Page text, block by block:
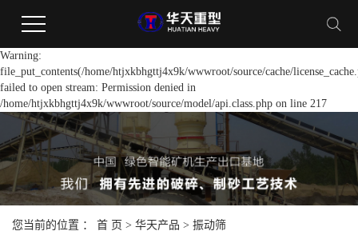
Warning:
file_put_contents(/home/htjxkbhgttj4x9k/wwwroot/source/cache/
failed to open stream: Permission denied in
/home/htjxkbhgttj4x9k/wwwroot/source/model/api.class.php on line 217
您当前的位置 ： 首 页 > 华天产品 > 振动筛